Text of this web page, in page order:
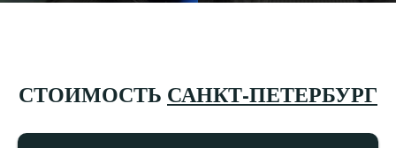
СТОИМОСТЬ САНКТ-ПЕТЕРБУРГ